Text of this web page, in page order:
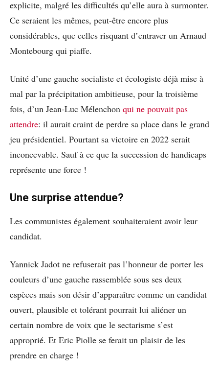
explicite, malgré les difficultés qu’elle aura à surmonter.
Ce seraient les mêmes, peut-être encore plus
considérables, que celles risquant d’entraver un Arnaud
Montebourg qui piaffe.
Unité d’une gauche socialiste et écologiste déjà mise à
mal par la précipitation ambitieuse, pour la troisième
fois, d’un Jean-Luc Mélenchon qui ne pouvait pas
attendre: il aurait craint de perdre sa place dans le grand
jeu présidentiel. Pourtant sa victoire en 2022 serait
inconcevable. Sauf à ce que la succession de handicaps
représente une force !
Une surprise attendue?
Les communistes également souhaiteraient avoir leur
candidat.
Yannick Jadot ne refuserait pas l’honneur de porter les
couleurs d’une gauche rassemblée sous ses deux
espèces mais son désir d’apparaître comme un candidat
ouvert, plausible et tolérant pourrait lui aliéner un
certain nombre de voix que le sectarisme s’est
approprié. Et Eric Piolle se ferait un plaisir de les
prendre en charge !